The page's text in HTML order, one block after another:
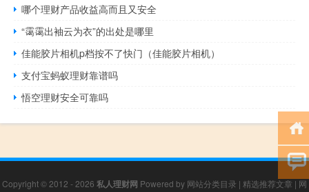
哪个理财产品收益高而且又安全
“霭霭出袖云为衣”的出处是哪里
佳能胶片相机p档按不了快门（佳能胶片相机）
支付宝蚂蚁理财靠谱吗
悟空理财安全可靠吗
Copyright © 2012 - 2026 私人理财网 Powered by 网站分类目录 | 精选推荐文章 | 网